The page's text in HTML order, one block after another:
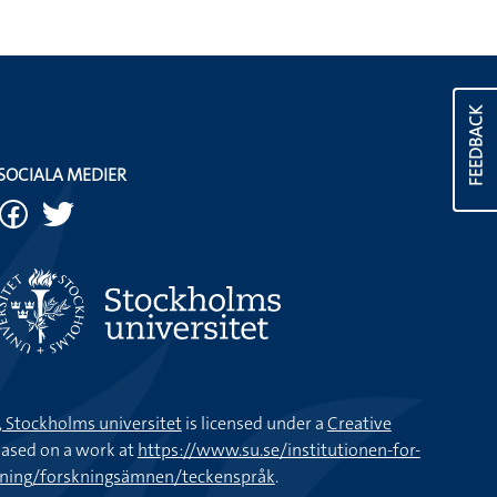
FEEDBACK
MEDIER
universitetis licensed under aCreative
on a work athttps://www.su.se/institutionen-for-
forskningsämnen/teckenspråk.